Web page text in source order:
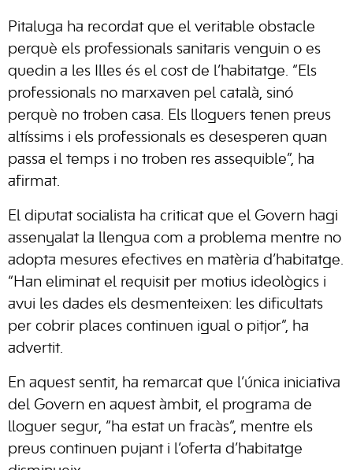
Pitaluga ha recordat que el veritable obstacle
perquè els professionals sanitaris venguin o es
quedin a les Illes és el cost de l’habitatge. “Els
professionals no marxaven pel català, sinó
perquè no troben casa. Els lloguers tenen preus
altíssims i els professionals es desesperen quan
passa el temps i no troben res assequible”, ha
afirmat.
El diputat socialista ha criticat que el Govern hagi
assenyalat la llengua com a problema mentre no
adopta mesures efectives en matèria d’habitatge.
“Han eliminat el requisit per motius ideològics i
avui les dades els desmenteixen: les dificultats
per cobrir places continuen igual o pitjor”, ha
advertit.
En aquest sentit, ha remarcat que l’única iniciativa
del Govern en aquest àmbit, el programa de
lloguer segur, “ha estat un fracàs”, mentre els
preus continuen pujant i l’oferta d’habitatge